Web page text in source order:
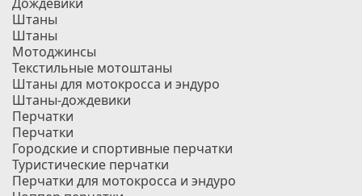
Штаны
Штаны
Мотоджинсы
Текстильные мотоштаны
Штаны для мотокросса и эндуро
Штаны-дождевики
Перчатки
Перчатки
Городские и спортивные перчатки
Туристические перчатки
Перчатки для мотокросса и эндуро